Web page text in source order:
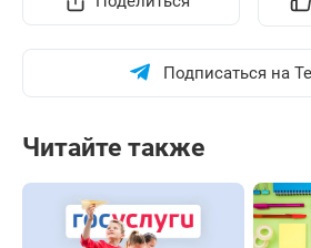
Подписаться на
Читайте также